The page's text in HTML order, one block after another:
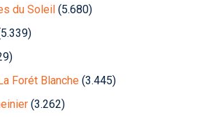
du Soleil (5.680)
Forét Blanche (3.445)
(3.262)